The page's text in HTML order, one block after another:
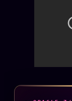
Oracle